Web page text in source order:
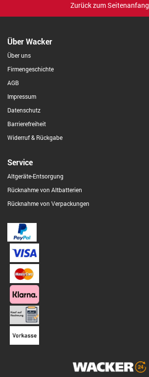
Zurück zum Seitenanfang
Über Wacker
Über uns
Firmengeschichte
AGB
Impressum
Datenschutz
Barrierefreiheit
Widerruf & Rückgabe
Service
Altgeräte-Entsorgung
Rücknahme von Altbatterien
Rücknahme von Verpackungen